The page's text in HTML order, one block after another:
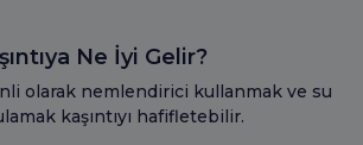
Ne İyi Gelir?
olarak nemlendirici kullanmak ve su
kaşıntıyı hafifletebilir.